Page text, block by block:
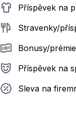
Příspěvek na
Stravenky/
Bonusy/prémie
Příspěvek na
Sleva na